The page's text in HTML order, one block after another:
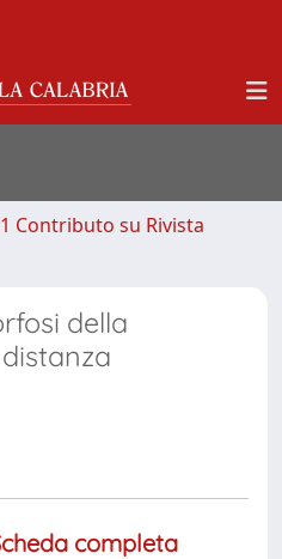
1 Contributo su Rivista
della
completa